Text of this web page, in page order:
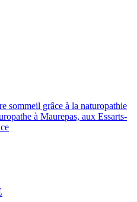
sommeil grâce à la naturopathie
à Maurepas, aux Essarts-